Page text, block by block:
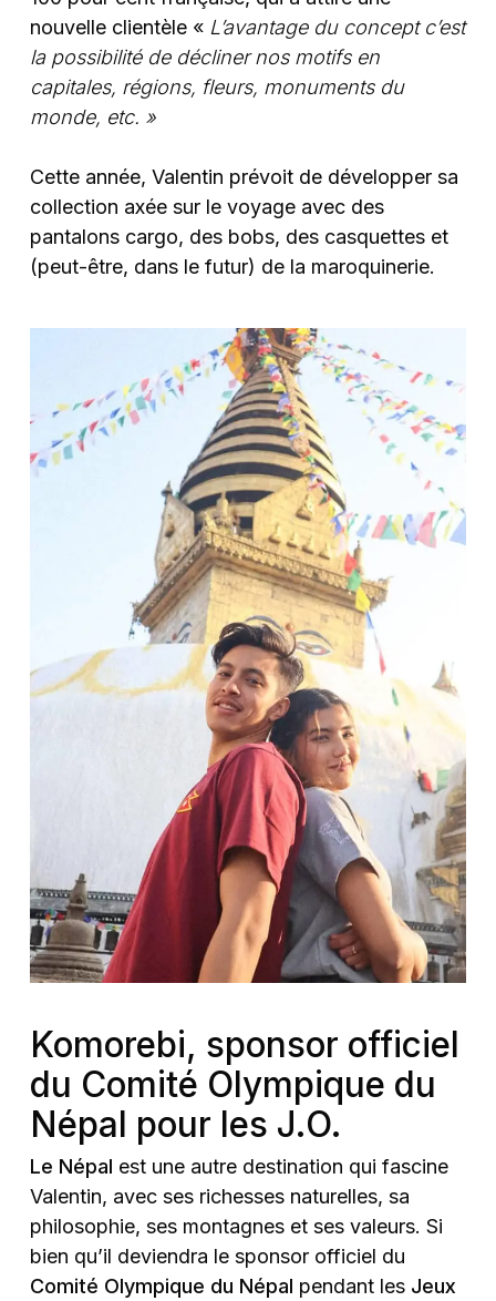
nouvelle clientèle « L’avantage du concept c’est
la possibilité de décliner nos motifs en
capitales, régions, fleurs, monuments du
monde, etc. »
Cette année, Valentin prévoit de développer sa
collection axée sur le voyage avec des
pantalons cargo, des bobs, des casquettes et
(peut-être, dans le futur) de la maroquinerie.
Komorebi, sponsor officiel
du Comité Olympique du
Népal pour les J.O.
Le Népal est une autre destination qui fascine
Valentin, avec ses richesses naturelles, sa
philosophie, ses montagnes et ses valeurs. Si
bien qu’il deviendra le sponsor officiel du
Comité Olympique du Népal pendant les Jeux